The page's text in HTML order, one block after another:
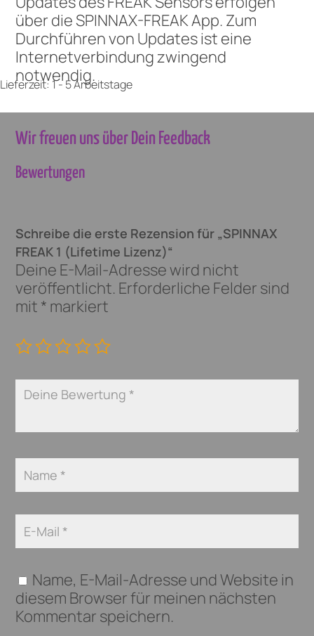
über die SPINNAX-FREAK App. Zum
Durchführen von Updates ist eine
Internetverbindung zwingend
notwendig.
Lieferzeit:1 - 5 Arbeitstage
Wir freuen uns über Dein Feedback
Bewertungen
Schreibe die erste Rezension für „SPINNAX
FREAK 1 (Lifetime Lizenz)“
Deine E-Mail-Adresse wird nicht
veröffentlicht. Erforderliche Felder sind
mit * markiert
Name, E-Mail-Adresse und Website in
diesem Browser für meinen nächsten
Kommentar speichern.